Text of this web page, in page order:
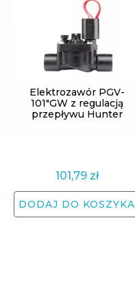
Elektrozawór PGV-
101"GW z regulacją
przepływu Hunter
101,79 zł
DODAJ DO KOSZYKA